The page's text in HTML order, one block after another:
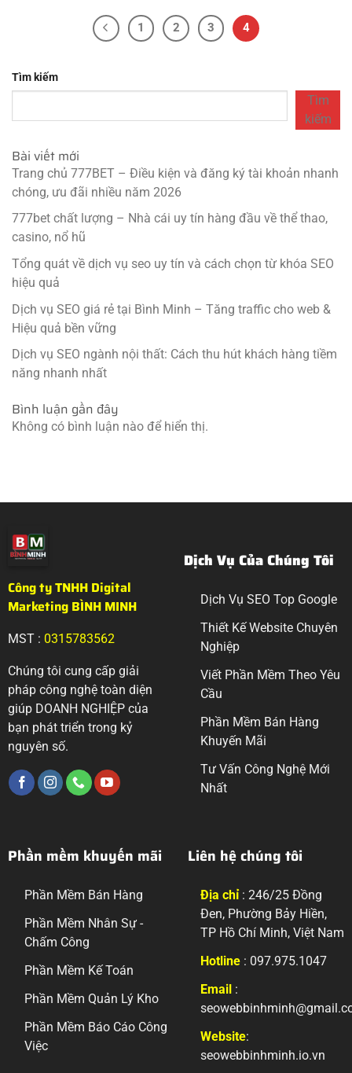
1 2 3 4
Tìm kiếm
Tìm
kiếm
Bài viết mới
Trang chủ 777BET – Điều kiện và đăng ký tài khoản nhanh
chóng, ưu đãi nhiều năm 2026
777bet chất lượng – Nhà cái uy tín hàng đầu về thể thao,
casino, nổ hũ
Tổng quát về dịch vụ seo uy tín và cách chọn từ khóa SEO
hiệu quả
Dịch vụ SEO giá rẻ tại Bình Minh – Tăng traffic cho web &
Hiệu quả bền vững
Dịch vụ SEO ngành nội thất: Cách thu hút khách hàng tiềm
năng nhanh nhất
Bình luận gần đây
Không có bình luận nào để hiển thị.
Công ty TNHH Digital
Marketing BÌNH MINH
MST : 0315783562
Chúng tôi cung cấp giải
pháp công nghệ toàn diện
giúp DOANH NGHIỆP của
bạn phát triển trong kỷ
nguyên số.
Dịch Vụ Của Chúng Tôi
Dịch Vụ SEO Top Google
Thiết Kế Website Chuyên
Nghiệp
Viết Phần Mềm Theo Yêu
Cầu
Phần Mềm Bán Hàng
Khuyến Mãi
Tư Vấn Công Nghệ Mới
Nhất
Phần mềm khuyến mãi
Phần Mềm Bán Hàng
Phần Mềm Nhân Sự -
Chấm Công
Phần Mềm Kế Toán
Phần Mềm Quản Lý Kho
Phần Mềm Báo Cáo Công
Việc
Liên hệ chúng tôi
Địa chỉ: 246/25 Đồng
Đen, Phường Bảy Hiền,
TP Hồ Chí Minh, Việt Nam
Hotline: 097.975.1047
Email:
Website:
seowebbinhminh.io.vn